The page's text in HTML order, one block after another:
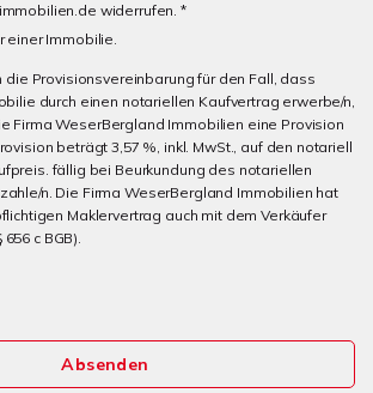
widerrufen. *
einer Immobilie.
die Provisionsvereinbarung für den Fall, dass
durch einen notariellen Kaufvertrag erwerbe/n,
Firma WeserBergland Immobilien eine Provision
beträgt 3,57 %, inkl. MwSt., auf den notariell
fällig bei Beurkundung des notariellen
n. Die Firma WeserBergland Immobilien hat
Maklervertrag auch mit dem Verkäufer
c BGB).
Absenden